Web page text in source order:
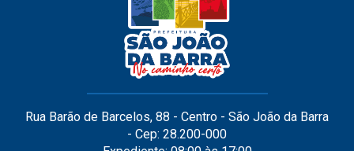
Rua Barão de Barcelos, 88 - Centro - São João da Barra
- Cep: 28.200-000